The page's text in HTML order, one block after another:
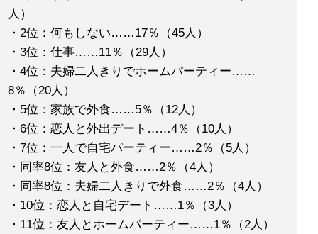
人）
・2位：何もしない……17％（45人）
・3位：仕事……11％（29人）
・4位：夫婦二人きりでホームパーティー……
8％（20人）
・5位：家族で外食……5％（12人）
・6位：恋人と外出デート……4％（10人）
・7位：一人で自宅パーティー……2％（5人）
・同率8位：友人と外食……2％（4人）
・同率8位：夫婦二人きりで外食……2％（4人）
・10位：恋人と自宅デート……1％（3人）
・11位：友人とホームパーティー……1％（2人）